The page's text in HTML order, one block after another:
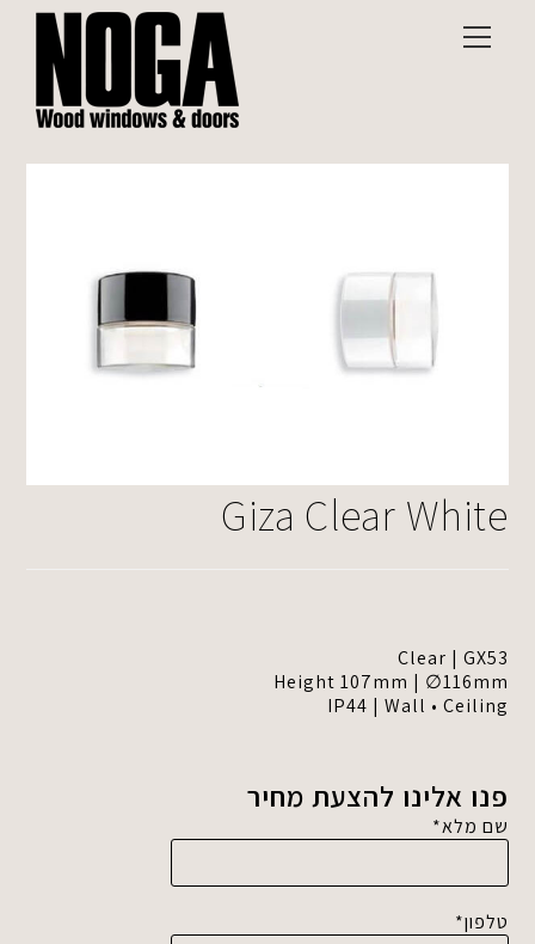
Giza Clear White
Clear | GX53
Height 107mm | ∅116mm
IP44 | Wall • Ceiling
פנו אלינו להצעת מחיר
שם מלא*
טלפון*